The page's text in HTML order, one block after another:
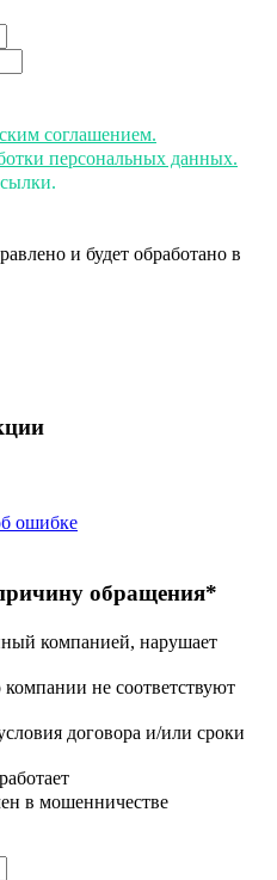
соглашением.
персональных данных.
и будет обработано в
ошибке
обращения*
компанией, нарушает
не соответствуют
договора и/или сроки
в мошенничестве